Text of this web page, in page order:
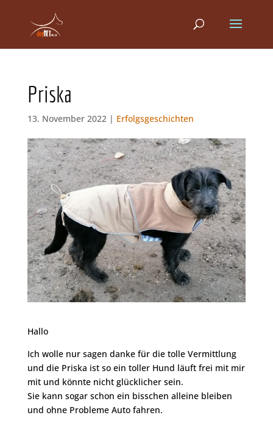
Priska
13. November 2022 | Erfolgsgeschichten
Hallo
Ich wolle nur sagen danke für die tolle Vermittlung
und die Priska ist so ein toller Hund läuft frei mit mir
mit und könnte nicht glücklicher sein.
Sie kann sogar schon ein bisschen alleine bleiben
und ohne Probleme Auto fahren.